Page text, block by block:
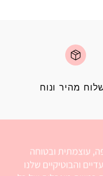
מהיר ונוח